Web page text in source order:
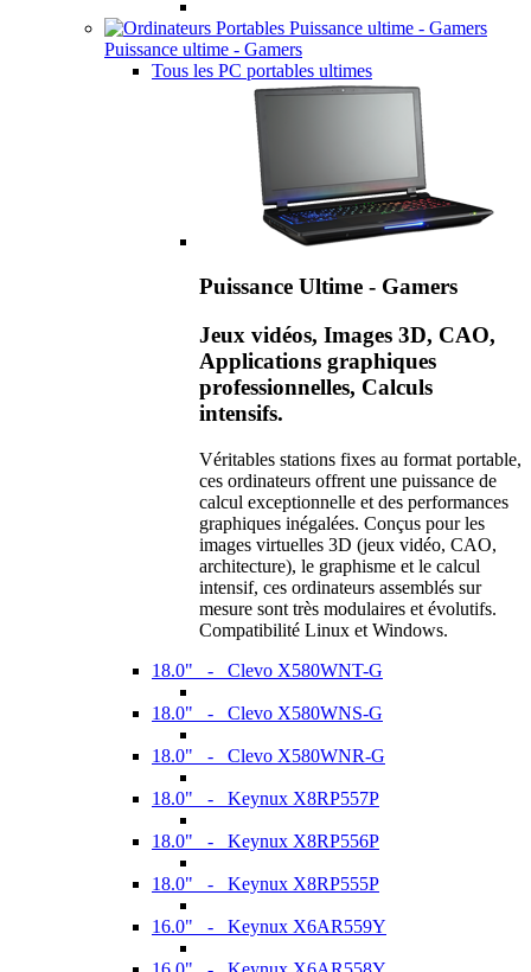
Puissance ultime - Gamers
Tous les PC portables ultimes
Puissance Ultime - Gamers
Jeux vidéos, Images 3D, CAO,
Applications graphiques
professionnelles, Calculs
intensifs.
Véritables stations fixes au format portable,
ces ordinateurs offrent une puissance de
calcul exceptionnelle et des performances
graphiques inégalées. Conçus pour les
images virtuelles 3D (jeux vidéo, CAO,
architecture), le graphisme et le calcul
intensif, ces ordinateurs assemblés sur
mesure sont très modulaires et évolutifs.
Compatibilité Linux et Windows.
18.0" - Clevo X580WNT-G
18.0" - Clevo X580WNS-G
18.0" - Clevo X580WNR-G
18.0" - Keynux X8RP557P
18.0" - Keynux X8RP556P
18.0" - Keynux X8RP555P
16.0" - Keynux X6AR559Y